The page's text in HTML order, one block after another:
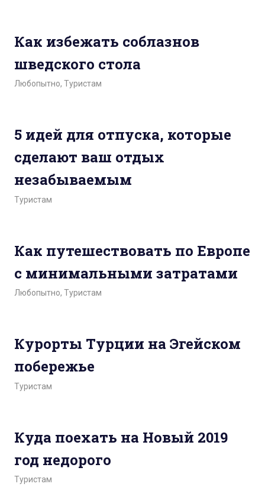
Как избежать соблазнов
шведского стола
Любопытно, Туристам
5 идей для отпуска, которые
сделают ваш отдых
незабываемым
Туристам
Как путешествовать по Европе
с минимальными затратами
Любопытно, Туристам
Курорты Турции на Эгейском
побережье
Туристам
Куда поехать на Новый 2019
год недорого
Туристам